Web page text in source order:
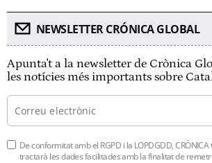
NEWSLETTER CRÓNICA GLOBAL
Apunta't a la newsletter de Crònica
les notícies més importants sobre
De conformitat amb el RGPD i la LOPDGDD, CRÒNICA
tractarà les dades facilitades amb la finalitat de